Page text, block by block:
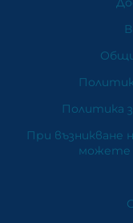
Общи
Политика
При възникване
можете